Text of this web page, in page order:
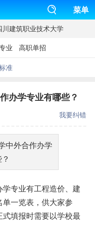
菜单
川建筑职业技术大学
业 高职单招
准
办学专业有哪些？
我要纠错
专业有工程造价、建
一览表，供大家参
填报时需要以学校最